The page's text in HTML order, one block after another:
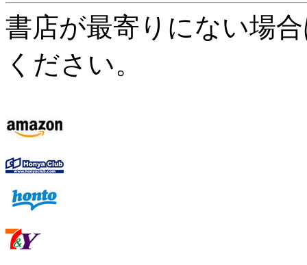
書店が最寄りにない場
ください。